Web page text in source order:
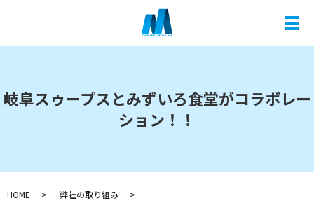
メ
岐阜スゥープスとみずいろ食堂がコラボレー
ション！！
HOME
弊社の取り組み